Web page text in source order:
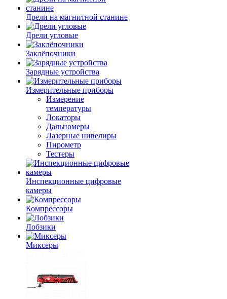
Дрели на магнитной станине
Дрели угловые
Заклёпочники
Зарядные устройства
Измерительные приборы
Измерение
температуры
Локаторы
Дальномеры
Лазерные нивелиры
Пирометр
Тестеры
Инспекционные цифровые
камеры
Компрессоры
Лобзики
Миксеры